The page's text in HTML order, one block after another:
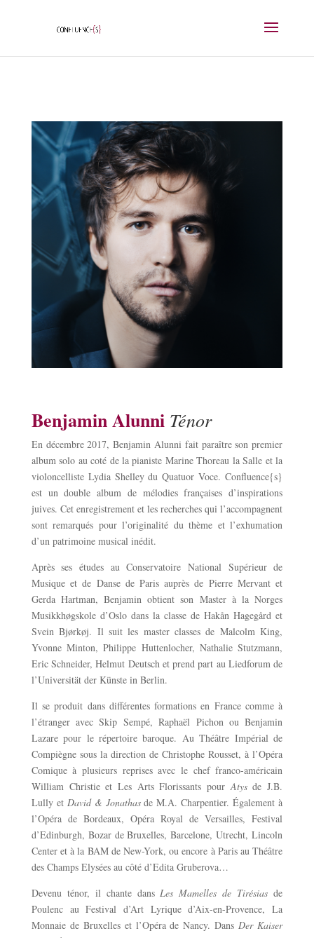
Benjamin Alunni Ténor
En décembre 2017, Benjamin Alunni fait paraître son premier
album solo au coté de la pianiste Marine Thoreau la Salle et la
violoncelliste Lydia Shelley du Quatuor Voce. Confluence{s}
est un double album de mélodies françaises d’inspirations
juives. Cet enregistrement et les recherches qui l’accompagnent
sont remarqués pour l’originalité du thème et l’exhumation
d’un patrimoine musical inédit.
Après ses études au Conservatoire National Supérieur de
Musique et de Danse de Paris auprès de Pierre Mervant et
Gerda Hartman, Benjamin obtient son Master à la Norges
Musikkhøgskole d’Oslo dans la classe de Hakån Hagegård et
Svein Bjørkøj. Il suit les master classes de Malcolm King,
Yvonne Minton, Philippe Huttenlocher, Nathalie Stutzmann,
Eric Schneider, Helmut Deutsch et prend part au Liedforum de
l’Universität der Künste in Berlin.
Il se produit dans différentes formations en France comme à
l’étranger avec Skip Sempé, Raphaël Pichon ou Benjamin
Lazare pour le répertoire baroque. Au Théâtre Impérial de
Compiègne sous la direction de Christophe Rousset, à l’Opéra
Comique à plusieurs reprises avec le chef franco-américain
William Christie et Les Arts Florissants pour Atysde J.B.
Lully et David & Jonathasde M.A. Charpentier. Également à
l’Opéra de Bordeaux, Opéra Royal de Versailles, Festival
d’Edinburgh, Bozar de Bruxelles, Barcelone, Utrecht, Lincoln
Center et à la BAM de New-York, ou encore à Paris au Théâtre
des Champs Elysées au côté d’Edita Gruberova…
Devenu ténor, il chante dans Les Mamelles de Tirésias de
Poulenc au Festival d’Art Lyrique d’Aix-en-Provence, La
Monnaie de Bruxelles et l’Opéra de Nancy. Dans Der Kaiser